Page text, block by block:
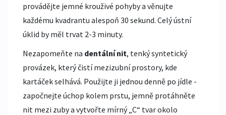
provádějte jemné krouživé pohyby a věnujte
každému kvadrantu alespoň 30 sekund. Celý ústní
úklid by měl trvat 2-3 minuty.
Nezapomeňte na dentální nit, tenký syntetický
provázek, který čistí mezizubní prostory, kde
kartáček selhává. Použijte ji jednou denně po jídle -
započnejte úchop kolem prstu, jemně protáhněte
nit mezi zuby a vytvořte mírný „C“ tvar okolo